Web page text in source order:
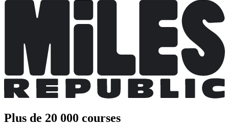
Plus de 20 000 courses